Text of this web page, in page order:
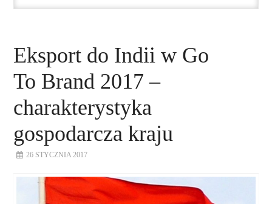
DORADZTWO
PROEXIO
Eksport do Indii w Go
To Brand 2017 –
charakterystyka
gospodarcza kraju
26 STYCZNIA 2017